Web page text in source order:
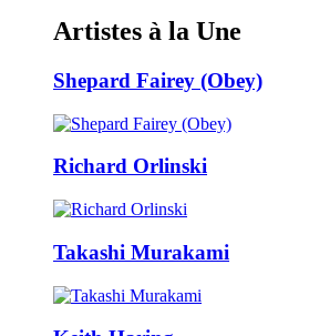
Artistes à la Une
Shepard Fairey (Obey)
Richard Orlinski
Takashi Murakami